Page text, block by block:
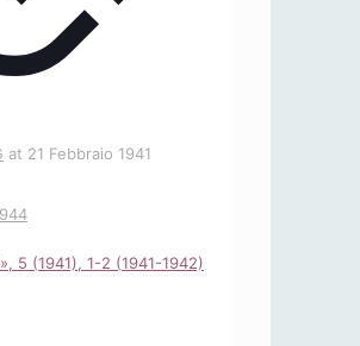
at 21 Febbraio 1941
5 (1941), 1-2 (1941-1942)